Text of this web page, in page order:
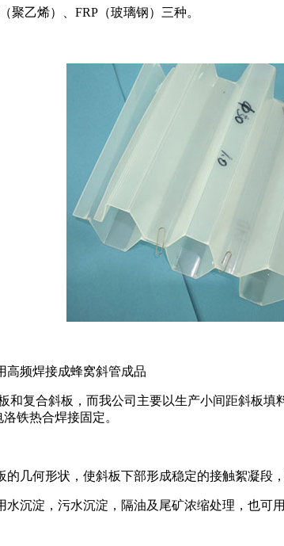
（聚乙烯）、 FRP （玻璃钢）三种。
高频焊接成蜂窝斜管成品
和复合斜板，而我公司主要以生产小间距斜板
铁热合焊接固定。
几何形状，使斜板下部形成稳定的接触絮凝段
沉淀，污水沉淀，隔油及尾矿浓缩处理，也